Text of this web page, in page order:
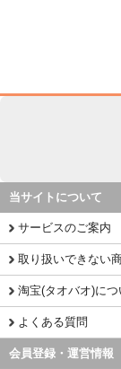
当サイトについて
サービスのご案内
取り扱いできない
淘宝(タオバオ)につ
よくある質問
会員登録・運営情報